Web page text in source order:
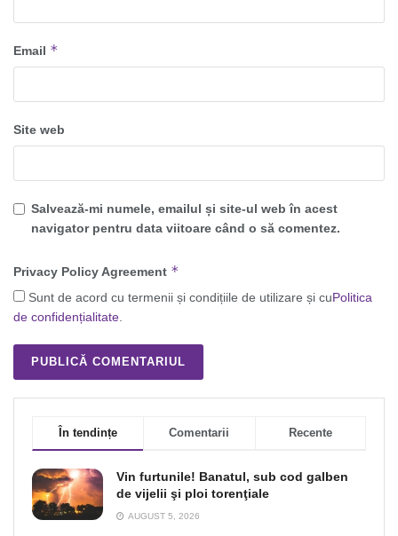
Email *
Site web
Salvează-mi numele, emailul și site-ul web în acest
navigator pentru data viitoare când o să comentez.
Privacy Policy Agreement *
Sunt de acord cu termenii și condițiile de utilizare și cuPolitica
de confidențialitate.
În tendințe Comentarii Recente
Vin furtunile! Banatul, sub cod galben
de vijelii şi ploi torenţiale
AUGUST 5, 2026